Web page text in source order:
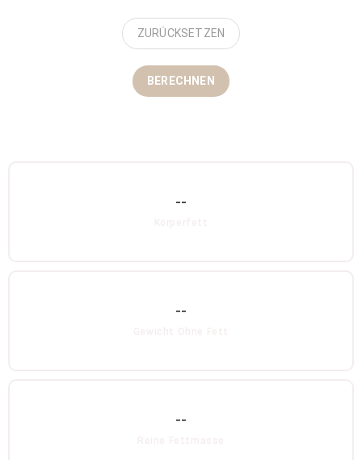
ZURÜCKSETZEN
BERECHNEN
--
--
--